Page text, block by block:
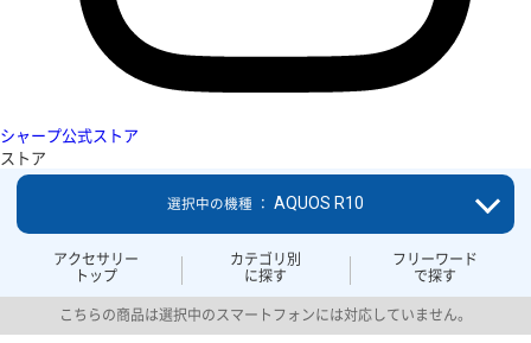
シャープ公式ストア
ストア
アクセサリー
トップ
カテゴリ別
に探す
フリーワード
で探す
選択中の機種 ： AQUOS R10
こちらの商品は選択中のスマートフォンには対応していません。